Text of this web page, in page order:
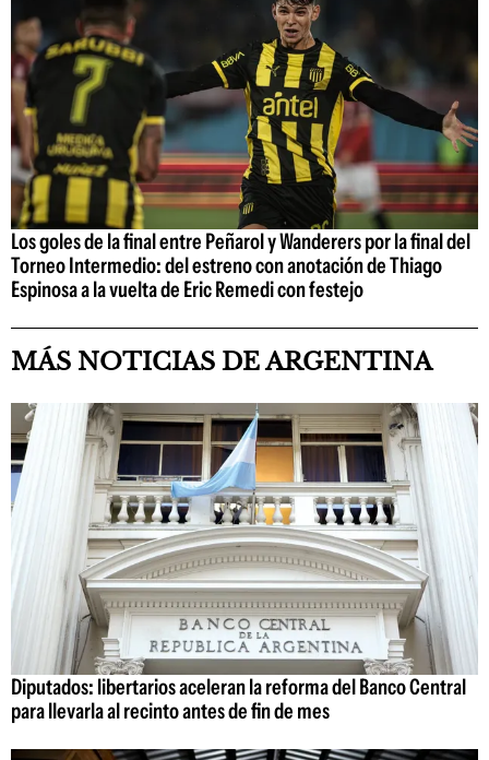
Los goles de la final entre Peñarol y Wanderers por la final del
Torneo Intermedio: del estreno con anotación de Thiago
Espinosa a la vuelta de Eric Remedi con festejo
MÁS NOTICIAS DE ARGENTINA
Diputados: libertarios aceleran la reforma del Banco Central
para llevarla al recinto antes de fin de mes